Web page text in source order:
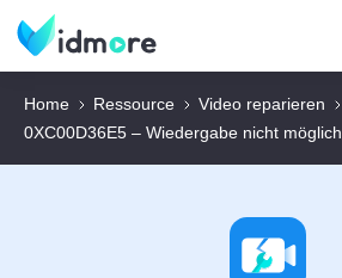
Home Ressource Video reparieren
0XC00D36E5 – Wiedergabe nicht möglich